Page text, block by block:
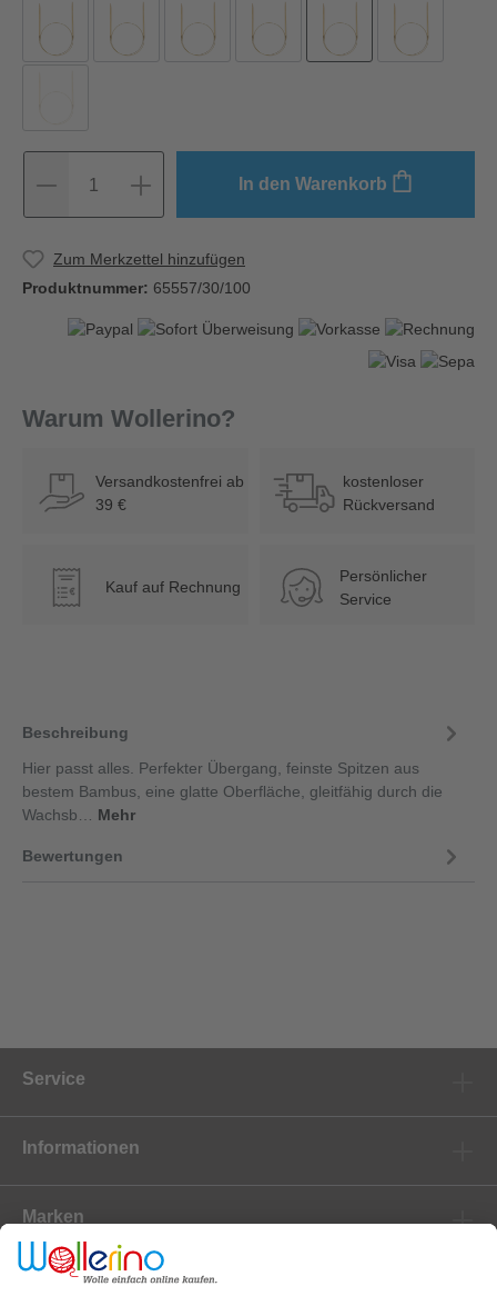
1 In den Warenkorb
Zum Merkzettel hinzufügen
Produktnummer: 65557/30/100
Warum Wollerino?
Versandkostenfrei ab
39 €
kostenloser
Rückversand
€ Kauf auf Rechnung
Persönlicher
Service
Beschreibung
Hier passt alles. Perfekter Übergang, feinste Spitzen aus
bestem Bambus, eine glatte Oberfläche, gleitfähig durch die
Wachsb… Mehr
Bewertungen
Service
Informationen
Marken
Newsletter